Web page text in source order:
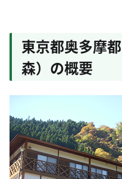
東京都奥多摩
森）の概要